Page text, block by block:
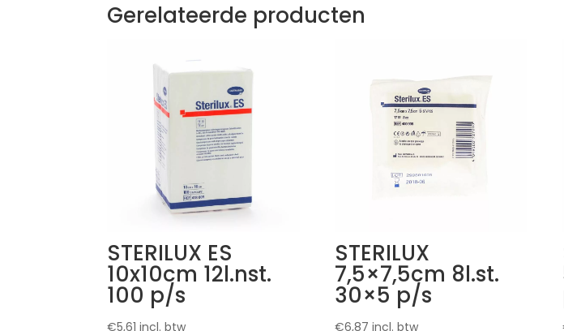
Gerelateerde producten
STERILUX ES
10x10cm 12l.nst.
100 p/s
€5,61 incl. btw
STERILUX
7,5×7,5cm 8l.st.
30×5 p/s
€6,87 incl. btw